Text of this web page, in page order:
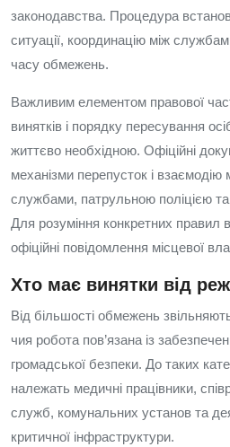
законодавства. Процедура
ситуації, координацію між
часу обмежень.
Важливим елементом правової
винятків і порядку пересування
життєво необхідною. Офіційні
механізми перепусток і
службами, патрульною поліцією
Для розуміння конкретних правил
офіційні повідомлення місцевої
Хто має винятки від
Від більшості обмежень
чия робота пов’язана із
громадської безпеки. До таких
належать медичні працівники,
служб, комунальних установ та
критичної інфраструктури.